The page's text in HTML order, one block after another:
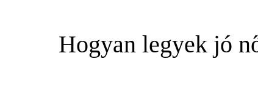
Hogyan legyek jó